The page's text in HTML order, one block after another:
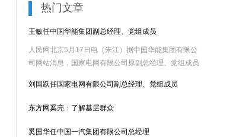
热门文章
王敏任中国华能集团副总经理、党组成员
人民网北京5月17日电（朱江）据中国华能集团有限公
司网站消息，国家电网有限公司原副总经理、党组成员
刘国跃任国家电网有限公司副总经理、党组成员
东方网奚亮：了解基层群众
奚国华任中国一汽集团有限公司总经理